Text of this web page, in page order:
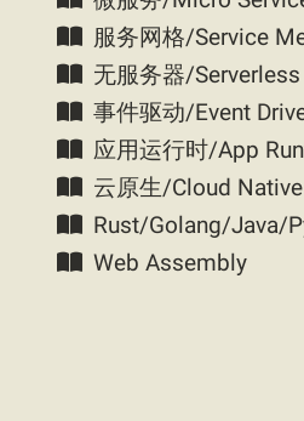
服务网格/Service
无服务器/Serverless
事件驱动/Event
应用运行时/App
云原生/Cloud Native
Rust/Golang/Java/
Web Assembly